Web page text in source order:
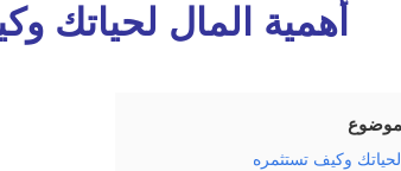
أهمية المال لحياتك
لحياتك وكيف تستثمره